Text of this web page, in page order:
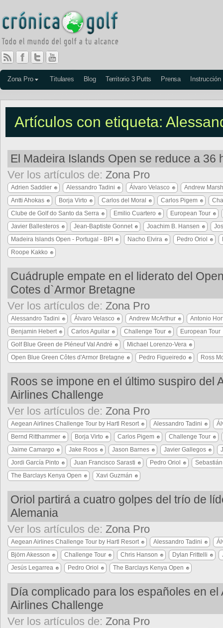
Zona Pro Titulares Blog Territorio 3 Putts Prensa Instrucción
Artículos con etiqueta:
El Madeira Islands Open se reduce a 36
Ver los artículos de: Zona Pro
Adrien Saddier Alessandro Tadini Álvaro Velasco
Andrew
Antti Ahokas
Borja Virto Carlos del Moral Carlos Pigem
Clube de Golf do Santo da Serra
Emilio Cuartero
European Tour
Javier Ballesteros
Jean-Baptiste Gonnet Joachim B. Hansen
Madeira Islands Open - Portugal - BPI
Nacho Elvira Pedro Oriol
Roope Kakko
Cuádruple empate en el liderato del
Cotes d`Armor Bretagne
Ver los artículos de: Zona Pro
Alessandro Tadini Álvaro Velasco Andrew McArthur
Antonio
Benjamin Hebert
Carlos Aguilar Challenge Tour
European Tour
Golf Blue Green de Pléneuf Val André
Michael Lorenzo-Vera
Open Blue Green Côtes d'Armor Bretagne
Pedro Figueiredo Ross
Roos se impone en el último suspiro del
Airlines Challenge
Ver los artículos de: Zona Pro
Aegean Airlines Challenge Tour by Hartl Resort Alessandro Tadini
Bernd Ritthammer
Borja Virto Carlos Pigem
Challenge Tour
Jaime Camargo
Jake Roos Jason Barnes Javier Gallegos
Jordi García Pinto
Juan Francisco Sarasti Pedro Oriol
The Barclays Kenya Open
Xavi Guzmán
Oriol partirá a cuatro golpes del trío de
Alemania
Ver los artículos de: Zona Pro
Aegean Airlines Challenge Tour by Hartl Resort Alessandro Tadini
Björn Akesson
Challenge Tour Chris Hanson Dylan Frittelli
Jesús Legarrea
Pedro Oriol The Barclays Kenya Open
Día complicado para los españoles en el
Airlines Challenge
Ver los artículos de: Zona Pro